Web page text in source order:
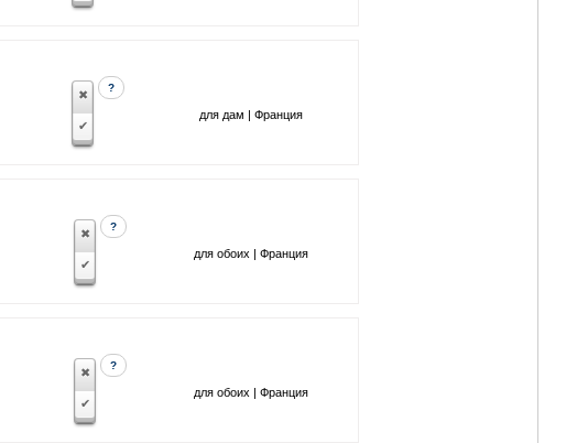
?
для дам | Франция
?
для обоих | Франция
?
для обоих | Франция